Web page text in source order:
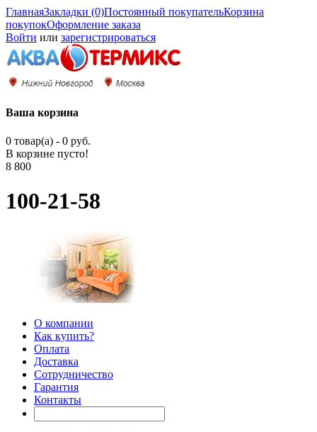
ГлавнаяЗакладки (0)Постоянный покупательКорзина
покупокОформление заказа
Войти или зарегистрироваться
Ваша корзина
0 товар(а) - 0 руб.
В корзине пусто!
8 800
100-21-58
О компании
Как купить?
Оплата
Доставка
Сотрудничество
Гарантия
Контакты